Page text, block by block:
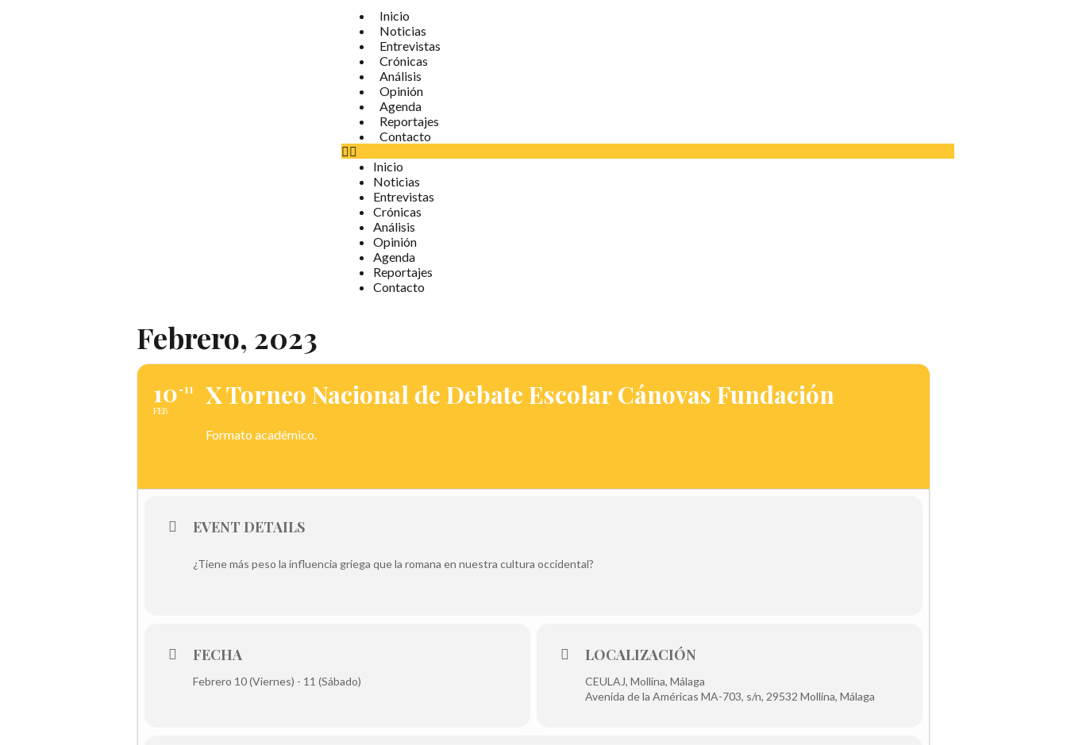
Inicio
Noticias
Entrevistas
Crónicas
Análisis
Opinión
Agenda
Reportajes
Contacto
Inicio
Noticias
Entrevistas
Crónicas
Análisis
Opinión
Agenda
Reportajes
Contacto
Febrero, 2023
10
FEB
11 X Torneo Nacional de Debate Escolar Cánovas Fundación
Formato académico.
EVENT DETAILS
¿Tiene más peso la influencia griega que la romana en nuestra cultura occidental?
FECHA
Febrero 10 (Viernes) - 11 (Sábado)
LOCALIZACIÓN
CEULAJ, Mollina, Málaga
Avenida de la Américas MA-703, s/n, 29532 Mollina, Málaga